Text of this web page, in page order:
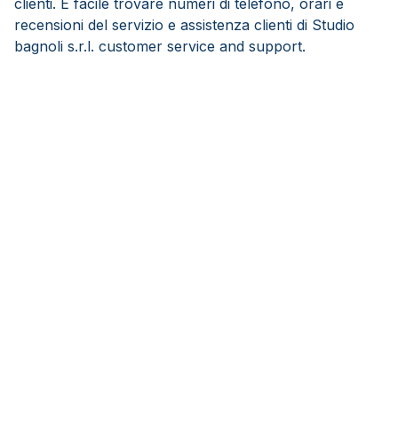
clienti. È facile trovare numeri di telefono, orari e
recensioni del servizio e assistenza clienti di Studio
bagnoli s.r.l. customer service and support.